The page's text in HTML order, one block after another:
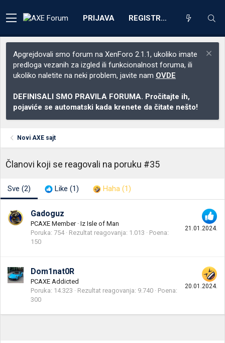
PRIJAVA REGISTRACIJA
Apgrejdovali smo forum na XenForo 2.1.1, ukoliko imate
predloga vezanih za izgled ili funkcionalnost foruma, ili
ukoliko naletite na neki problem, javite nam OVDE
DEFINISALI SMO PRAVILA FORUMA. Pročitajte ih,
pojaviće se automatski kada krenete da čitate nešto!
Novi AXE sajt
Članovi koji se reagovali na poruku #35
Sve (2) Like (1) Haha (1)
21.01.2024.
Gadoguz
PCAXE Member · Iz Isle of Man
Poruka 754 Rezultat reagovanja 1.013
Poena
150
20.01.2024.
Dom1nat0R
PCAXE Addicted
Poruka 14.323 Rezultat reagovanja 9.740
Poena
300